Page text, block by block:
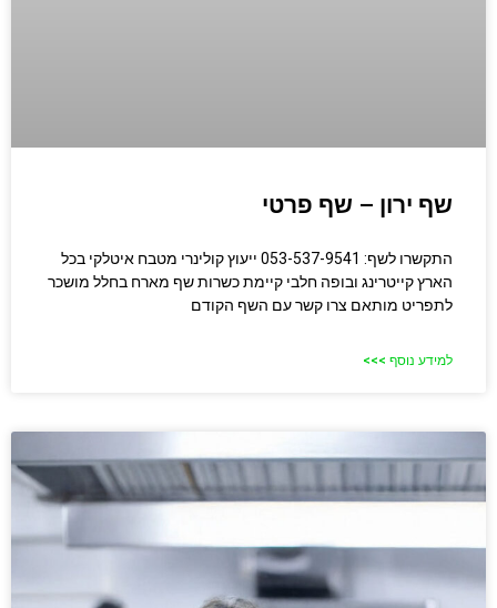
שף ירון – שף פרטי
התקשרו לשף: 053-537-9541 ייעוץ קולינרי מטבח איטלקי בכל
הארץ קייטרינג ובופה חלבי קיימת כשרות שף מארח בחלל מושכר
לתפריט מותאם צרו קשר עם השף הקודם
למידע נוסף >>>